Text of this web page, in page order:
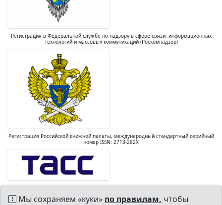
Регистрация в Федеральной службе по надзору в сфере связи, информационных
технологий и массовых коммуникаций (Роскомнадзор)
Регистрация Российской книжной палаты, международный стандартный серийный
номер ISSN: 2713-282X
Мы сохраняем «куки» по правилам, чтобы